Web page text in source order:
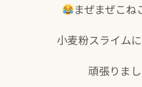
まぜまぜこね
小麦粉スライム
頑張りま